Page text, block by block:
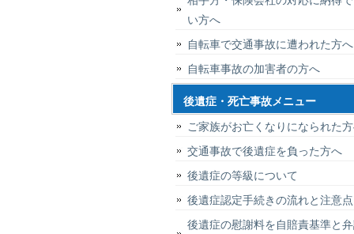
い方へ
自転車で交通事故に遭われた方へ
自転車事故の加害者の方へ
後遺症・死亡事故メニュー
ご家族がお亡くなりになられた
交通事故で後遺症を負った方へ
後遺症の等級について
後遺症認定手続きの流れと注意点
後遺症の慰謝料を自賠責基準と